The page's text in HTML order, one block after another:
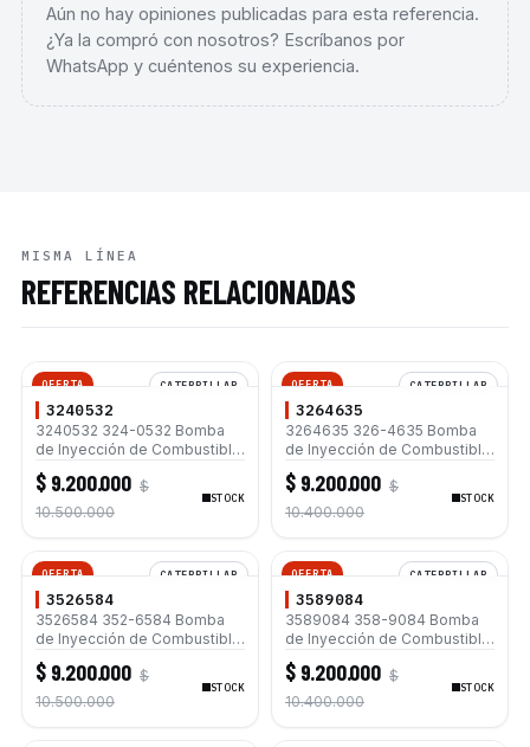
Aún no hay opiniones publicadas para esta referencia.
¿Ya la compró con nosotros? Escríbanos por
WhatsApp y cuéntenos su experiencia.
MISMA LÍNEA
REFERENCIAS RELACIONADAS
OFERTA CATERPILLAR
3240532
3240532 324-0532 Bomba
de Inyección de Combustible
para Motores Caterpillar C4.4
C6.6 Retrocargadores 420E
430E 450E Bulldozers D3K XL
$ 9.200.000 $
10.500.000
STOCK
OFERTA CATERPILLAR
3264635
3264635 326-4635 Bomba
de Inyección de Combustible
para Motores Caterpillar C6.4
C6.6 Excavadoras 320D 320D
L 323D L
$ 9.200.000 $
10.400.000
STOCK
OFERTA CATERPILLAR
3526584
3526584 352-6584 Bomba
de Inyección de Combustible
para Motores Caterpillar C4.4
C6.6 Retrocargadores 420E
430E 450E Bulldozers D3K XL
$ 9.200.000 $
10.500.000
STOCK
OFERTA CATERPILLAR
3589084
3589084 358-9084 Bomba
de Inyección de Combustible
para Motores Caterpillar C6.4
C6.6 Excavadoras 320D 320D
L 323D L
$ 9.200.000 $
10.400.000
STOCK